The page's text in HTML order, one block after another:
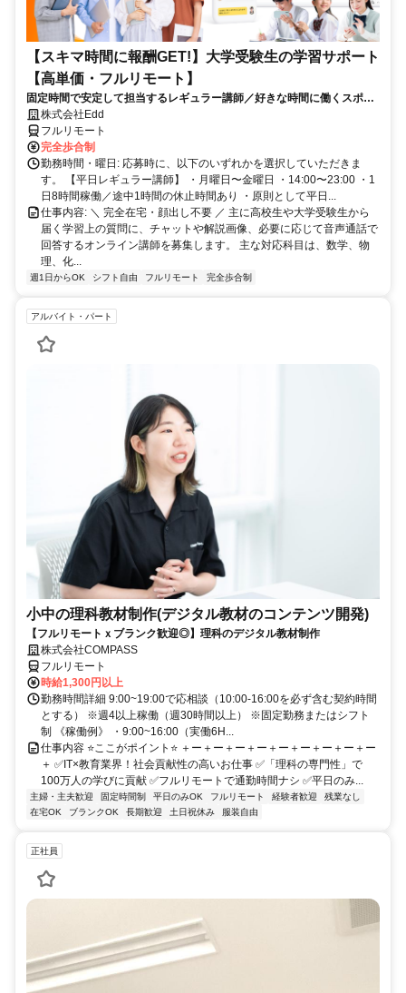
【スキマ時間に報酬GET!】大学受験生の学習サポート
【高単価・フルリモート】
固定時間で安定して担当するレギュラー講師／好きな時間に働くスポッ
ト講師から選べます！
株式会社Edd
フルリモート
完全歩合制
勤務時間・曜日: 応募時に、以下のいずれかを選択していただきま
す。 【平日レギュラー講師】 ・月曜日〜金曜日 ・14:00〜23:00 ・1
日8時間稼働／途中1時間の休止時間あり ・原則として平日...
仕事内容: ＼ 完全在宅・顔出し不要 ／ 主に高校生や大学受験生から
届く学習上の質問に、チャットや解説画像、必要に応じて音声通話で
回答するオンライン講師を募集します。 主な対応科目は、数学、物
理、化...
週1日からOK シフト自由 フルリモート 完全歩合制
アルバイト・パート
小中の理科教材制作(デジタル教材のコンテンツ開発)
【フルリモートｘブランク歓迎◎】理科のデジタル教材制作
株式会社COMPASS
フルリモート
時給1,300円以上
勤務時間詳細 9:00~19:00で応相談（10:00-16:00を必ず含む契約時間
とする） ※週4以上稼働（週30時間以上） ※固定勤務またはシフト
制 《稼働例》 ・9:00~16:00（実働6H...
仕事内容 ⭐ここがポイント⭐ ＋ー＋ー＋ー＋ー＋ー＋ー＋ー＋ー＋ー
＋ ✅IT×教育業界！社会貢献性の高いお仕事 ✅「理科の専門性」で
100万人の学びに貢献 ✅フルリモートで通勤時間ナシ ✅平日のみ...
主婦・主夫歓迎 固定時間制 平日のみOK フルリモート 経験者歓迎
残業なし
在宅OK
ブランクOK 長期歓迎 土日祝休み 服装自由
正社員